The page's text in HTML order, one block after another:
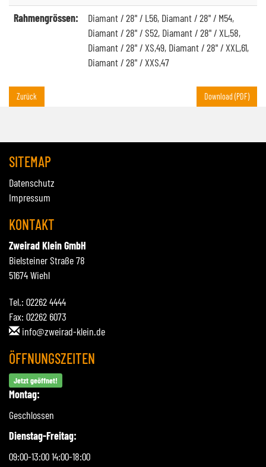
Rahmengrössen:
Diamant / 28" / L56, Diamant / 28" / M54,
Diamant / 28" / S52, Diamant / 28" / XL,58,
Diamant / 28" / XS,49, Diamant / 28" / XXL,61,
Diamant / 28" / XXS,47
Zurück Download (PDF)
SITEMAP
Datenschutz
Impressum
KONTAKT
Zweirad Klein GmbH
Bielsteiner Straße 78
51674 Wiehl
Tel.: 02262 4444
Fax: 02262 6073
info@zweirad-klein.de
ÖFFNUNGSZEITEN
Jetzt geöffnet!
Montag:
Geschlossen
Dienstag-Freitag:
09:00-13:00 14:00-18:00